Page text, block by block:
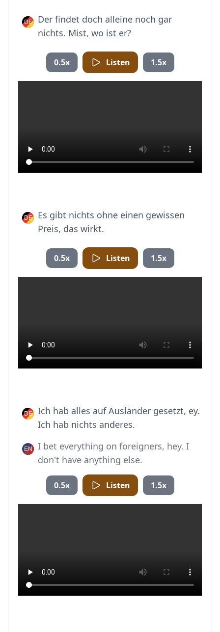
Der findet doch alleine noch gar
nichts. Mist, wo ist er?
0.5x Listen 1.5x
Es gibt nichts ohne einen gewissen
Preis, das wirkt.
0.5x Listen 1.5x
Ich hab alles auf Ausländer gesetzt, ey.
Ich hab nichts anderes.
I bet everything on foreigners, hey. I
don't have anything else.
0.5x Listen 1.5x